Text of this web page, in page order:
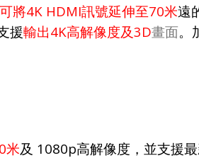
將4K HDMI訊號延伸至70米遠
援輸出4K高解像度及3D畫面。
米及 1080p高解像度，並支援